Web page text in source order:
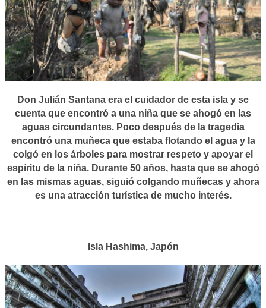
Don Julián Santana era el cuidador de esta isla y se
cuenta que encontró a una niña que se ahogó en las
aguas circundantes. Poco después de la tragedia
encontró una muñeca que estaba flotando el agua y la
colgó en los árboles para mostrar respeto y apoyar el
espíritu de la niña. Durante 50 años, hasta que se ahogó
en las mismas aguas, siguió colgando muñecas y ahora
es una atracción turística de mucho interés.
Isla Hashima, Japón